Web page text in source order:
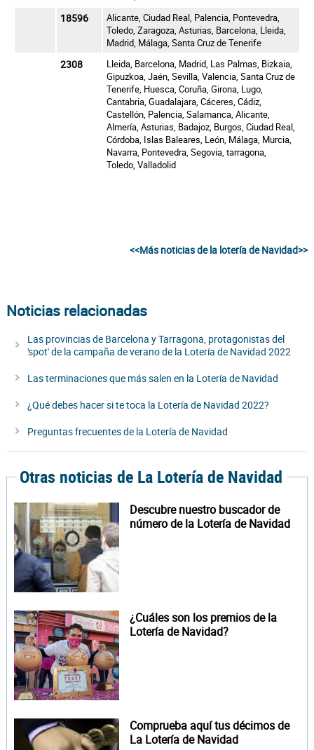
18596
Alicante, Ciudad Real, Palencia, Pontevedra,
Toledo, Zaragoza, Asturias, Barcelona, Lleida,
Madrid, Málaga, Santa Cruz de Tenerife
2308
Lleida, Barcelona, Madrid, Las Palmas, Bizkaia,
Gipuzkoa, Jaén, Sevilla, Valencia, Santa Cruz de
Tenerife, Huesca, Coruña, Girona, Lugo,
Cantabria, Guadalajara, Cáceres, Cádiz,
Castellón, Palencia, Salamanca, Alicante,
Almería, Asturias, Badajoz, Burgos, Ciudad Real,
Córdoba, Islas Baleares, León, Málaga, Murcia,
Navarra, Pontevedra, Segovia, tarragona,
Toledo, Valladolid
<<Más noticias de la lotería de Navidad>>
Noticias relacionadas
Las provincias de Barcelona y Tarragona, protagonistas del
'spot' de la campaña de verano de la Lotería de Navidad 2022
Las terminaciones que más salen en la Lotería de Navidad
¿Qué debes hacer si te toca la Lotería de Navidad 2022?
Preguntas frecuentes de la Lotería de Navidad
Otras noticias de La Lotería de Navidad
Descubre nuestro buscador de
número de la Lotería de Navidad
¿Cuáles son los premios de la
Lotería de Navidad?
Comprueba aquí tus décimos de
La Lotería de Navidad